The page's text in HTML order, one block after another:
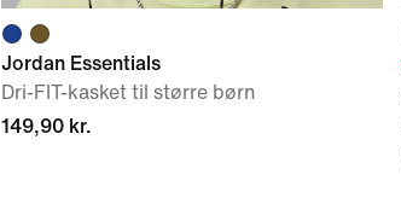
Jordan Essentials
Dri-FIT-kasket til større børn
149,90 kr.